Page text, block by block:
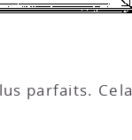
parfaits. Cela